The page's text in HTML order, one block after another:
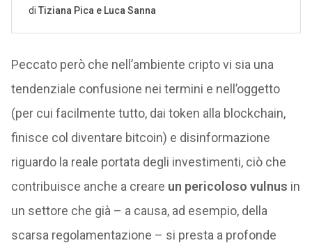
Peccato però che nell’ambiente cripto vi sia una
tendenziale confusione nei termini e nell’oggetto
(per cui facilmente tutto, dai token alla blockchain,
finisce col diventare bitcoin) e disinformazione
riguardo la reale portata degli investimenti, ciò che
contribuisce anche a creare un pericoloso vulnus in
un settore che già – a causa, ad esempio, della
scarsa regolamentazione – si presta a profonde